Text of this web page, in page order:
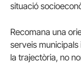
situació
Recomana una
serveis municipals
la trajectòria, no